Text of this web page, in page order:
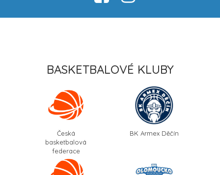
BASKETBALOVÉ KLUBY
Česká
basketbalová
federace
BK Armex Děčín